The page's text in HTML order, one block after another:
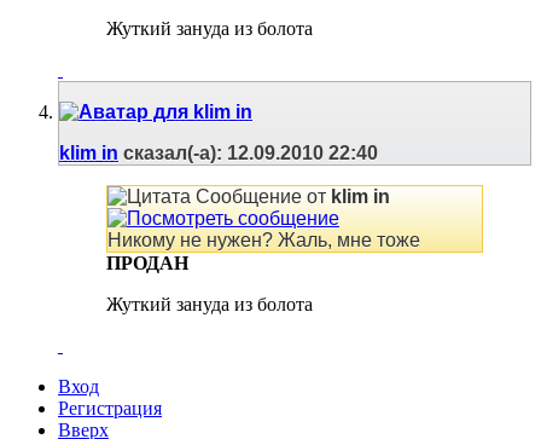
Жуткий зануда из болота
klim in сказал(-а): 12.09.2010 22:40
Сообщение от klim in
Никому не нужен? Жаль, мне тоже
ПРОДАН
Жуткий зануда из болота
Вход
Регистрация
Вверх